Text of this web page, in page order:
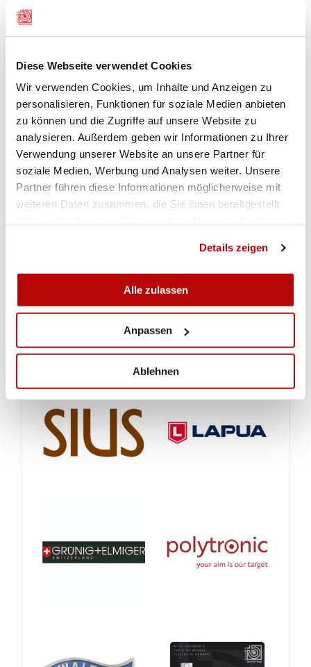
Diese Webseite verwendet Cookies
Wir verwenden Cookies, um Inhalte und Anzeigen zu
personalisieren, Funktionen für soziale Medien anbieten
zu können und die Zugriffe auf unsere Website zu
analysieren. Außerdem geben wir Informationen zu Ihrer
Verwendung unserer Website an unsere Partner für
soziale Medien, Werbung und Analysen weiter. Unsere
Partner führen diese Informationen möglicherweise mit
weiteren Daten zusammen, die Sie ihnen bereitgestellt
Details zeigen
Alle zulassen
Anpassen
Ablehnen
Junioren
(13): 1. Janine Frei (SO) 620,9. 2. Larissa
607,4. 4. Simon Zellweger (SO) 603,4. 5. Saskia
Zoller (AG) 601,9.
BILDER 10-M-GEWEHR-
FREUNDSCHAFTSMATCH BADEN